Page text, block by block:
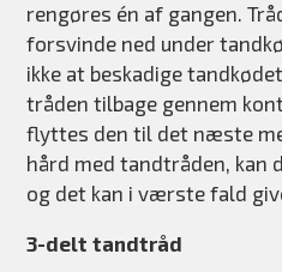
rengøres én af gangen.
forsvinde ned under
ikke at beskadige
tråden tilbage gennem
flyttes den til det næste
hård med tandtråden, kan
og det kan i værste fald
3-delt tandtråd